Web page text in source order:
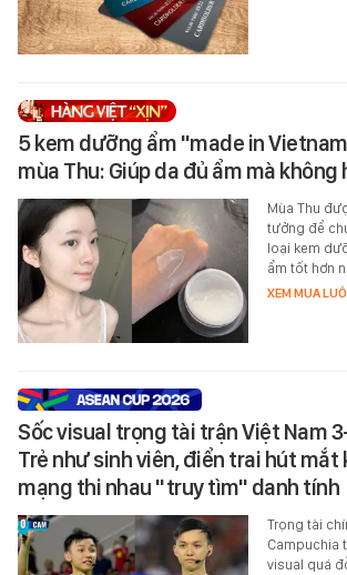
5 kem dưỡng ẩm "made in
mùa Thu: Giúp da đủ ẩm mà không
Mùa Thu
tưởng để
loại kem
ẩm tốt hơn
XEM MUA
Sốc visual trọng tài trận Việt Nam
Trẻ như sinh viên, điển trai hút mắt
mạng thi nhau "truy tìm" danh tính
Trọng tài
Campuchia
visual quá